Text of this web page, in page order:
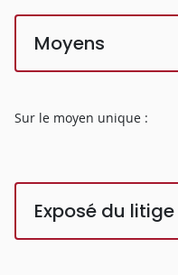
Moyens
Sur le moyen unique :
Exposé du litige